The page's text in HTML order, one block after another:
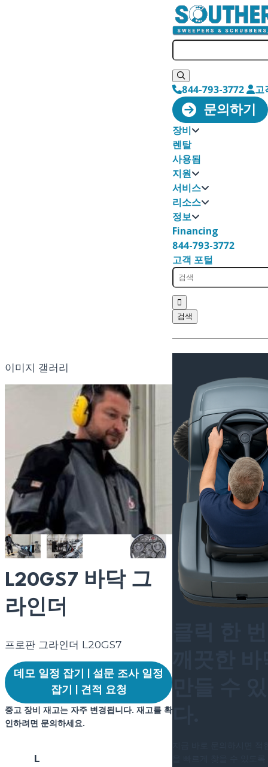
844-793-3772 고
문의하기
장비
렌탈
사용됨
지원
서비스
리소스
정보
Financing
844-793-3772
고객 포털
이미지 갤러리
L20GS7 바닥 그
라인더
프로판 그라인더 L20GS7
데모 일정 잡기 | 설문 조사 일정
잡기 | 견적 요청
중고 장비 재고는 자주 변경됩니다. 재고를 확
인하려면 문의하세요.
L